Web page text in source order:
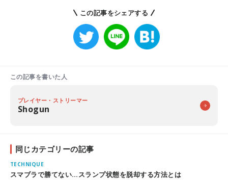
この記事をシェアする
この記事を書いた人
プレイヤー・ストリーマー
Shogun
同じカテゴリーの記事
TECHNIQUE
スマブラで勝てない…スランプ状態を脱却する方法とは